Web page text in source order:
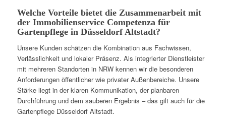
Welche Vorteile bietet die Zusammenarbeit mit
der Immobilienservice Competenza für
Gartenpflege in Düsseldorf Altstadt?
Unsere Kunden schätzen die Kombination aus Fachwissen,
Verlässlichkeit und lokaler Präsenz. Als integrierter Dienstleister
mit mehreren Standorten in NRW kennen wir die besonderen
Anforderungen öffentlicher wie privater Außenbereiche. Unsere
Stärke liegt in der klaren Kommunikation, der planbaren
Durchführung und dem sauberen Ergebnis – das gilt auch für die
Gartenpflege Düsseldorf Altstadt.